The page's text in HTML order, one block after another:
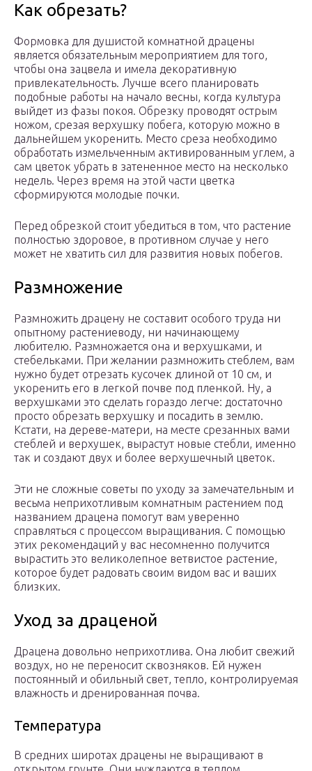
Как обрезать?
Формовка для душистой комнатной драцены
является обязательным мероприятием для того,
чтобы она зацвела и имела декоративную
привлекательность. Лучше всего планировать
подобные работы на начало весны, когда культура
выйдет из фазы покоя. Обрезку проводят острым
ножом, срезая верхушку побега, которую можно в
дальнейшем укоренить. Место среза необходимо
обработать измельченным активированным углем, а
сам цветок убрать в затененное место на несколько
недель. Через время на этой части цветка
сформируются молодые почки.
Перед обрезкой стоит убедиться в том, что растение
полностью здоровое, в противном случае у него
может не хватить сил для развития новых побегов.
Размножение
Размножить драцену не составит особого труда ни
опытному растениеводу, ни начинающему
любителю. Размножается она и верхушками, и
стебельками. При желании размножить стеблем, вам
нужно будет отрезать кусочек длиной от 10 см, и
укоренить его в легкой почве под пленкой. Ну, а
верхушками это сделать гораздо легче: достаточно
просто обрезать верхушку и посадить в землю.
Кстати, на дереве-матери, на месте срезанных вами
стеблей и верхушек, вырастут новые стебли, именно
так и создают двух и более верхушечный цветок.
Эти не сложные советы по уходу за замечательным и
весьма неприхотливым комнатным растением под
названием драцена помогут вам уверенно
справляться с процессом выращивания. С помощью
этих рекомендаций у вас несомненно получится
вырастить это великолепное ветвистое растение,
которое будет радовать своим видом вас и ваших
близких.
Уход за драценой
Драцена довольно неприхотлива. Она любит свежий
воздух, но не переносит сквозняков. Ей нужен
постоянный и обильный свет, тепло, контролируемая
влажность и дренированная почва.
Температура
В средних широтах драцены не выращивают в